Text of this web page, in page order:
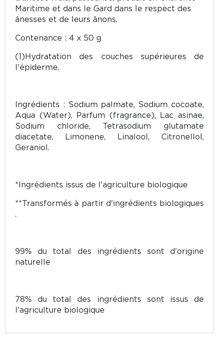
Maritime et dans le Gard dans le respect des
ânesses et de leurs ânons.
Contenance : 4 x 50 g
(1)Hydratation des couches supérieures de
l'épiderme.
Ingrédients : Sodium palmate, Sodium cocoate,
Aqua (Water), Parfum (fragrance), Lac asinae,
Sodium chloride, Tetrasodium glutamate
diacetate, Limonene, Linalool, Citronellol,
Geraniol.
*Ingrédients issus de l'agriculture biologique
**Transformés à partir d'ingrédients biologiques
.
99% du total des ingrédients sont d'origine
naturelle
78% du total des ingrédients sont issus de
l'agriculture biologique